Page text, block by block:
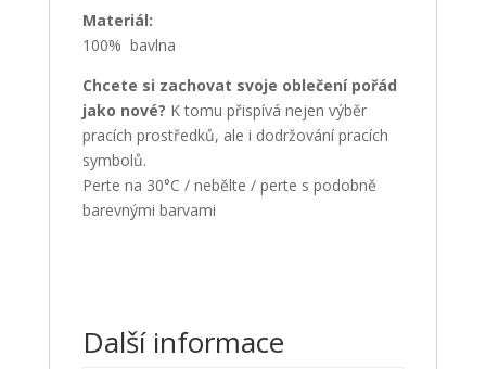
Materiál:
100% bavlna
Chcete si zachovat svoje oblečení pořád
jako nové? K tomu přispívá nejen výběr
pracích prostředků, ale i dodržování pracích
symbolů.
Perte na 30°C / nebělte / perte s podobně
barevnými barvami
Další informace